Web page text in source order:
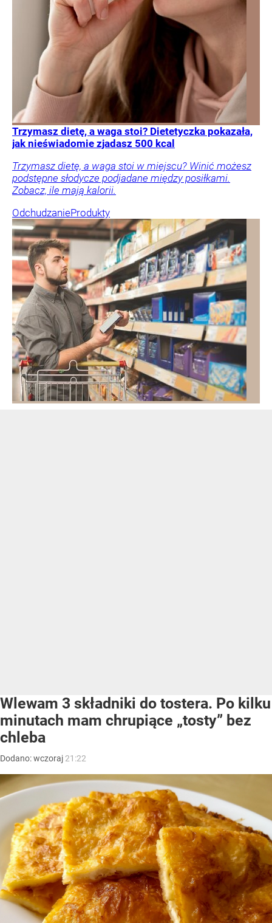
Trzymasz dietę, a waga stoi? Dietetyczka pokazała,
jak nieświadomie zjadasz 500 kcal
Trzymasz dietę, a waga stoi w miejscu? Winić możesz
podstępne słodycze podjadane między posiłkami.
Zobacz, ile mają kalorii.
OdchudzanieProdukty
Wlewam 3 składniki do tostera. Po kilku
minutach mam chrupiące „tosty” bez
chleba
Dodano:wczoraj 21:22